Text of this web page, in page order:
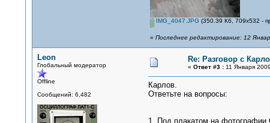
IMG_4047.JPG (350.39 Кб, 709x532 -
« Последнее редактирование: 12
Leon
Глобальный модератор
Offline
Сообщений: 6,482
Re: Разговор с
« Ответ #3 :11 Января
Карлов.
Ответьте на вопросы:
1. Под плакатом на фотографии